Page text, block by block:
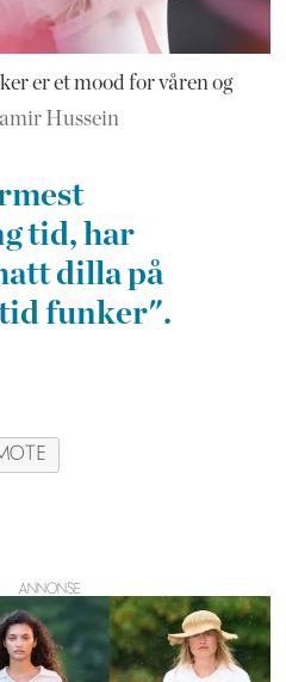
er et mood for våren og
Hussein
tid, har
dilla på
funker".